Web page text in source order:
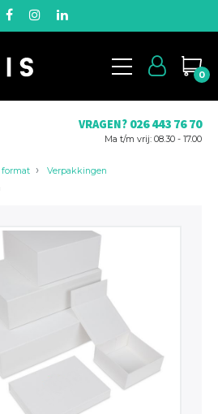
0
VRAGEN? 026 443 76 70
Ma t/m vrij: 08.30 - 17.00
format
Verpakkingen